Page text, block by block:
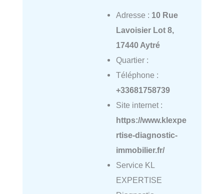
Adresse : 10 Rue
Lavoisier Lot 8,
17440 Aytré
Quartier :
Téléphone :
+33681758739
Site internet :
https://www.klexpe
rtise-diagnostic-
immobilier.fr/
Service KL
EXPERTISE